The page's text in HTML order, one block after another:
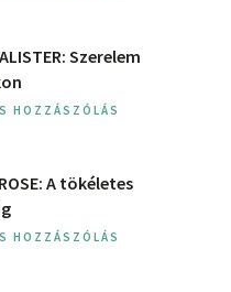
Szerelem
HOZZÁSZÓLÁS
A ​tökéletes
HOZZÁSZÓLÁS